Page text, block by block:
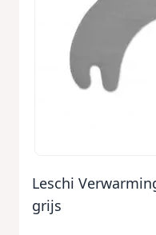
Leschi
grijs